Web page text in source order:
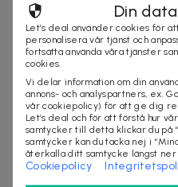
1 695 kr4 220 kr-60%
1 natt för 2 med spa,
Nackarpsdalen
Vila, vandra och upplev naturen
20+ köpta Inkl. frukost
Din
Let’s deal använder cookies för
personalisera vår tjänst och
fortsätta använda våra tjänster
cookies.
Vi delar information om din
annons- och analyspartners, ex.
vår cookiepolicy) för att ge dig
Let’s deal och för att förstå hur
samtycker till detta klickar du på
samtycker kan du tacka nej i
återkalla ditt samtycke längst ner
Cookiepolicy